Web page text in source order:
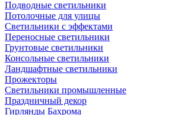
Подводные светильники
Потолочные для улицы
Светильники с эффектами
Переносные светильники
Грунтовые светильники
Консольные светильники
Ландшафтные светильники
Прожекторы
Светильники промышленные
Праздничный декор
Гирлянды Бахрома